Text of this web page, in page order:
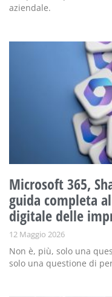
aziendale.
Microsoft 365,
guida completa
digitale delle
12 Maggio 2026
Non è, più, solo una
solo una questione di